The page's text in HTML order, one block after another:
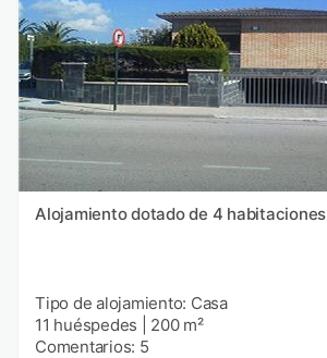
Alojamiento dotado de 4 habitaciones
Tipo de alojamiento: Casa
11 huéspedes
200 m²
Comentarios: 5